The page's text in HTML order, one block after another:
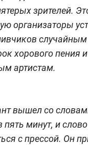
зрителей.
организаторы
хорового пения
артистам.
вышел со
пять минут, и
с прессой. Он